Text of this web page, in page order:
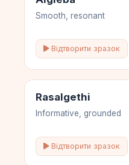
Smooth, resonant
Відтворити зразок
Rasalgethi
Informative, grounded
Відтворити зразок